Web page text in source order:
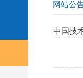
网站公
中国技